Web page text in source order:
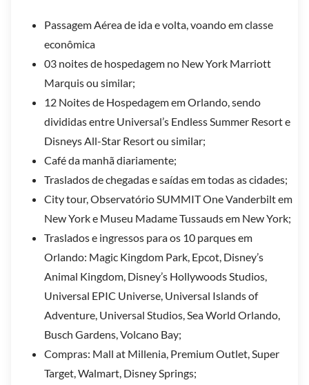
Passagem Aérea de ida e volta, voando em classe
econômica
03 noites de hospedagem no New York Marriott
Marquis ou similar;
12 Noites de Hospedagem em Orlando, sendo
divididas entre Universal’s Endless Summer Resort e
Disneys All-Star Resort ou similar;
Café da manhã diariamente;
Traslados de chegadas e saídas em todas as cidades;
City tour, Observatório SUMMIT One Vanderbilt em
New York e Museu Madame Tussauds em New York;
Traslados e ingressos para os 10 parques em
Orlando: Magic Kingdom Park, Epcot, Disney’s
Animal Kingdom, Disney’s Hollywoods Studios,
Universal EPIC Universe, Universal Islands of
Adventure, Universal Studios, Sea World Orlando,
Busch Gardens, Volcano Bay;
Compras: Mall at Millenia, Premium Outlet, Super
Target, Walmart, Disney Springs;